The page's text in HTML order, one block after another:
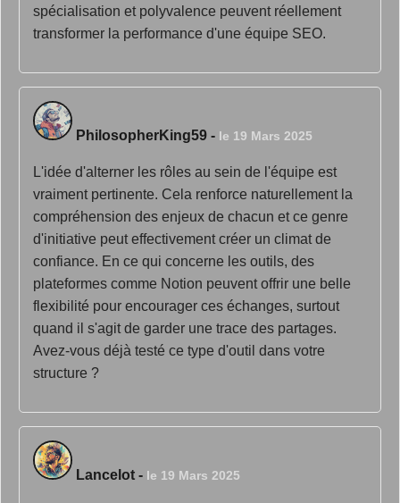
spécialisation et polyvalence peuvent réellement
transformer la performance d'une équipe SEO.
PhilosopherKing59 - le 19 Mars 2025
L'idée d'alterner les rôles au sein de l'équipe est
vraiment pertinente. Cela renforce naturellement la
compréhension des enjeux de chacun et ce genre
d'initiative peut effectivement créer un climat de
confiance. En ce qui concerne les outils, des
plateformes comme Notion peuvent offrir une belle
flexibilité pour encourager ces échanges, surtout
quand il s'agit de garder une trace des partages.
Avez-vous déjà testé ce type d'outil dans votre
structure ?
Lancelot - le 19 Mars 2025